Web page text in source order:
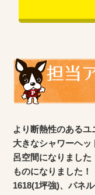
より断熱性のあるユ
大きなシャワーヘ
呂空間になりまし
ものになりました
1618(1坪強)、パネ